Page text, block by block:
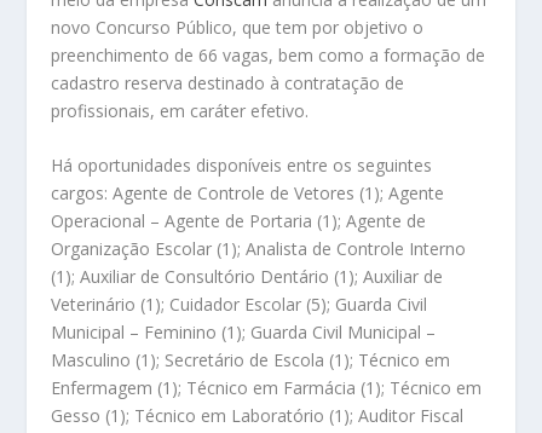
novo Concurso Público, que tem por objetivo o
preenchimento de 66 vagas, bem como a formação de
cadastro reserva destinado à contratação de
profissionais, em caráter efetivo.
Há oportunidades disponíveis entre os seguintes
cargos: Agente de Controle de Vetores (1); Agente
Operacional – Agente de Portaria (1); Agente de
Organização Escolar (1); Analista de Controle Interno
(1); Auxiliar de Consultório Dentário (1); Auxiliar de
Veterinário (1); Cuidador Escolar (5); Guarda Civil
Municipal – Feminino (1); Guarda Civil Municipal –
Masculino (1); Secretário de Escola (1); Técnico em
Enfermagem (1); Técnico em Farmácia (1); Técnico em
Gesso (1); Técnico em Laboratório (1); Auditor Fiscal